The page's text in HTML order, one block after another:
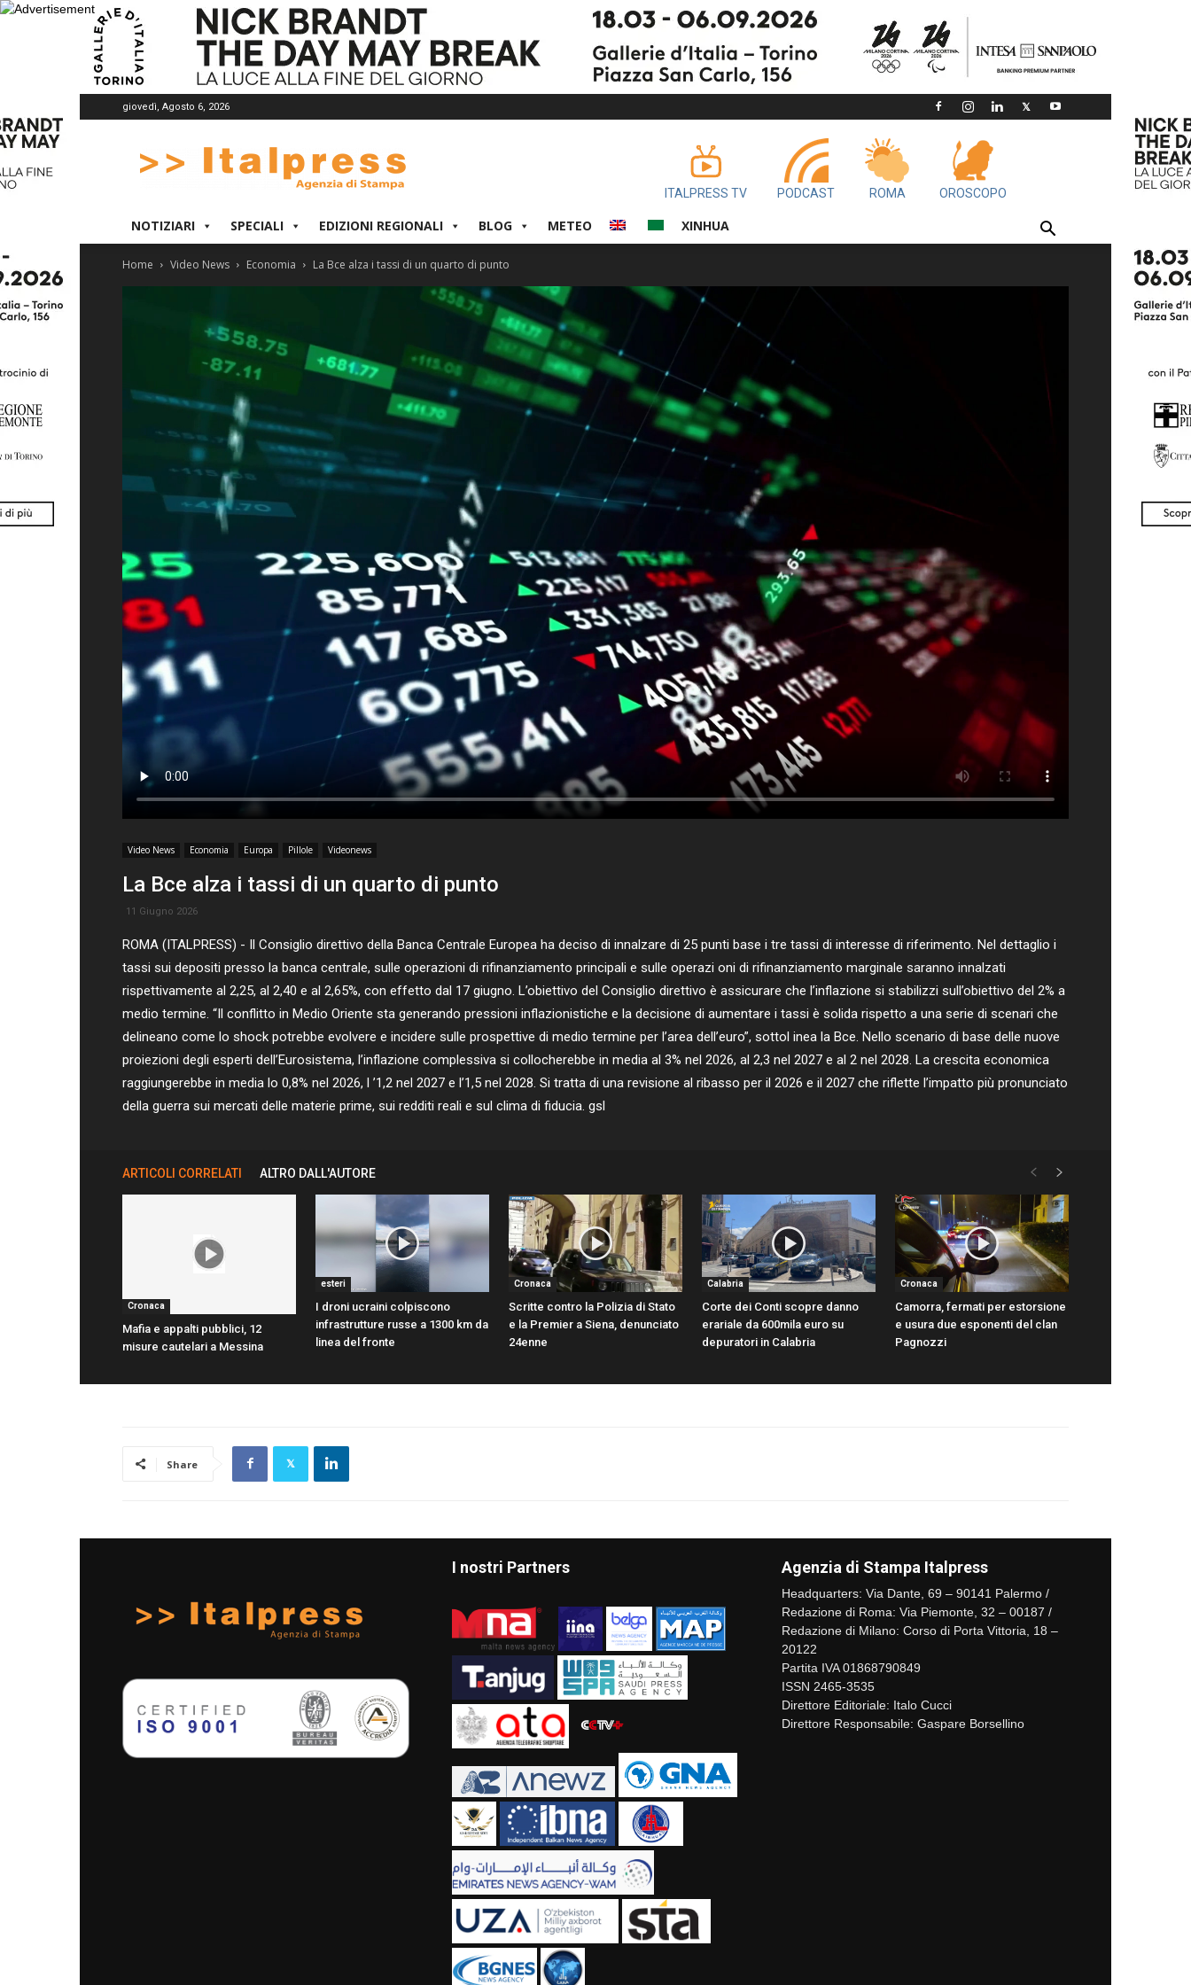
giovedì, Agosto 6, 2026
ITALPRESS TV PODCAST ROMA OROSCOPO
NOTIZIARI SPECIALI EDIZIONI REGIONALI BLOG METEO XINHUA
Home Video News Economia La Bce alza i tassi di un quarto di punto
Video News Economia Europa Pillole Videonews
La Bce alza i tassi di un quarto di punto
11 Giugno 2026
ROMA (ITALPRESS) - Il Consiglio direttivo della Banca Centrale Europea ha deciso di innalzare di 25 punti base i tre tassi di interesse di riferimento. Nel dettaglio i
tassi sui depositi presso la banca centrale, sulle operazioni di rifinanziamento principali e sulle operazi oni di rifinanziamento marginale saranno innalzati
rispettivamente al 2,25, al 2,40 e al 2,65%, con effetto dal 17 giugno. L’obiettivo del Consiglio direttivo è assicurare che l’inflazione si stabilizzi sull’obiettivo del 2% a
medio termine. “Il conflitto in Medio Oriente sta generando pressioni inflazionistiche e la decisione di aumentare i tassi è solida rispetto a una serie di scenari che
delineano come lo shock potrebbe evolvere e incidere sulle prospettive di medio termine per l’area dell’euro”, sottol inea la Bce. Nello scenario di base delle nuove
proiezioni degli esperti dell’Eurosistema, l’inflazione complessiva si collocherebbe in media al 3% nel 2026, al 2,3 nel 2027 e al 2 nel 2028. La crescita economica
raggiungerebbe in media lo 0,8% nel 2026, l ’1,2 nel 2027 e l’1,5 nel 2028. Si tratta di una revisione al ribasso per il 2026 e il 2027 che riflette l’impatto più pronunciato
della guerra sui mercati delle materie prime, sui redditi reali e sul clima di fiducia. gsl
ARTICOLI CORRELATI ALTRO DALL'AUTORE
Cronaca
Mafia e appalti pubblici, 12
misure cautelari a Messina
esteri
I droni ucraini colpiscono
infrastrutture russe a 1300 km da
linea del fronte
Cronaca
Scritte contro la Polizia di Stato
e la Premier a Siena, denunciato
24enne
Calabria
Corte dei Conti scopre danno
erariale da 600mila euro su
depuratori in Calabria
Cronaca
Camorra, fermati per estorsione
e usura due esponenti del clan
Pagnozzi
Share
I nostri Partners Agenzia di Stampa Italpress
Headquarters: Via Dante, 69 – 90141 Palermo /
Redazione di Roma: Via Piemonte, 32 – 00187 /
Redazione di Milano: Corso di Porta Vittoria, 18 –
20122
Partita IVA 01868790849
ISSN 2465-3535
Direttore Editoriale: Italo Cucci
Direttore Responsabile: Gaspare Borsellino